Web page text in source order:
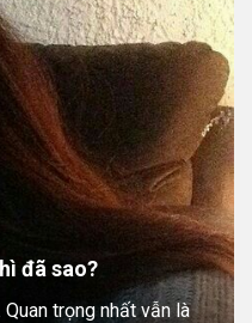
đã sao?
trọng nhất vẫn là